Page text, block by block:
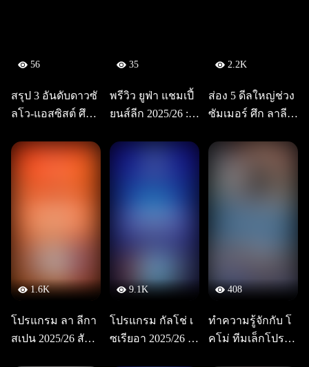
56
สรุป 3 อันดับดาวซั
ลโว-แอสซิสต์ ศึก
าลี หลังจบวีก 18
35
พรีวิว ยูฟ่า แชมเปี้
ยนส์ลีก 2025/26 : ด
อร์ มิลาน
2.2K
ส่อง 5 ดีลใหญ่ช่วง
ซัมเมอร์ ศึก ลาลีก
1.6K
โปรแกรม ลา ลีกา
สเปน 2025/26 สัปด
9.1K
โปรแกรม กัลโช่ เ
ซเรียอา 2025/26 สั
408
ทำความรู้จักกับ โ
คโม่ ทีมเล็กโปรเจ